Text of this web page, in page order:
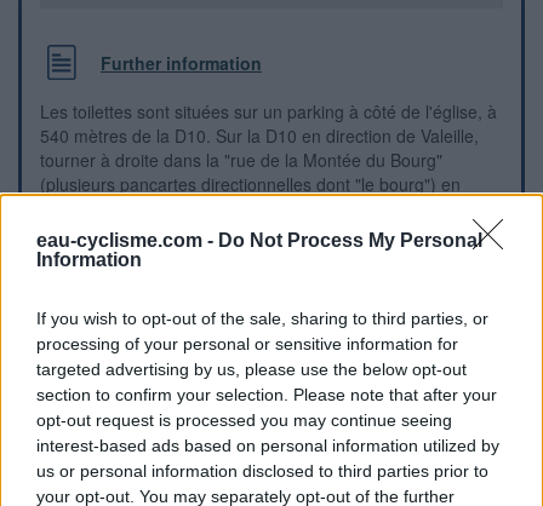
eau-cyclisme.com - Do Not Process My Personal
Information
If you wish to opt-out of the sale, sharing to third parties, or
processing of your personal or sensitive information for
targeted advertising by us, please use the below opt-out
section to confirm your selection. Please note that after your
opt-out request is processed you may continue seeing
interest-based ads based on personal information utilized by
us or personal information disclosed to third parties prior to
your opt-out. You may separately opt-out of the further
Further information
Les toilettes sont situées sur un parking à côté de l'église, à
540 mètres de la D10. Sur la D10 en direction de Valeille,
tourner à droite dans la "rue de la Montée du Bourg"
(plusieurs pancartes directionnelles dont "le bourg") en
sur la rue de l'église), et quand on a l'église sur sa gauche,
tourner à droite dans le parking. Le petit bâtiment des
à 6h). N.B.: Sur le robinet-poussoir du lavabo il y a un point
rouge, mais c'est de l'eau froide qui coule et lors du test en
la laissant couler elle ne s'est pas réchauffée mais au
contraire légèrement rafraîchie.
Visual cues